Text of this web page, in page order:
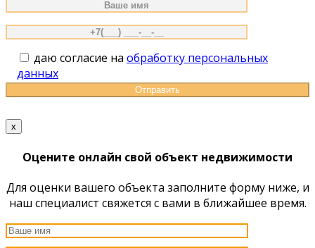
даю согласие на обработку персональных
данных
x
Оцените онлайн свой объект недвижимости
Для оценки вашего объекта заполните форму ниже, и
наш специалист свяжется с вами в ближайшее время.